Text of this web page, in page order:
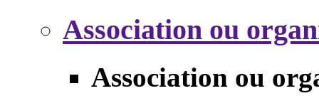
Association ou
Association ou